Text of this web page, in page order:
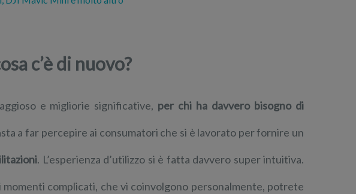
c’è di nuovo?
e migliorie significative, per chi ha davvero bisogno di
a far percepire ai consumatori che si è lavorato per fornire un
. L’esperienza d’utilizzo si è fatta davvero super intuitiva.
complicati, che vi coinvolgono personalmente, potrete